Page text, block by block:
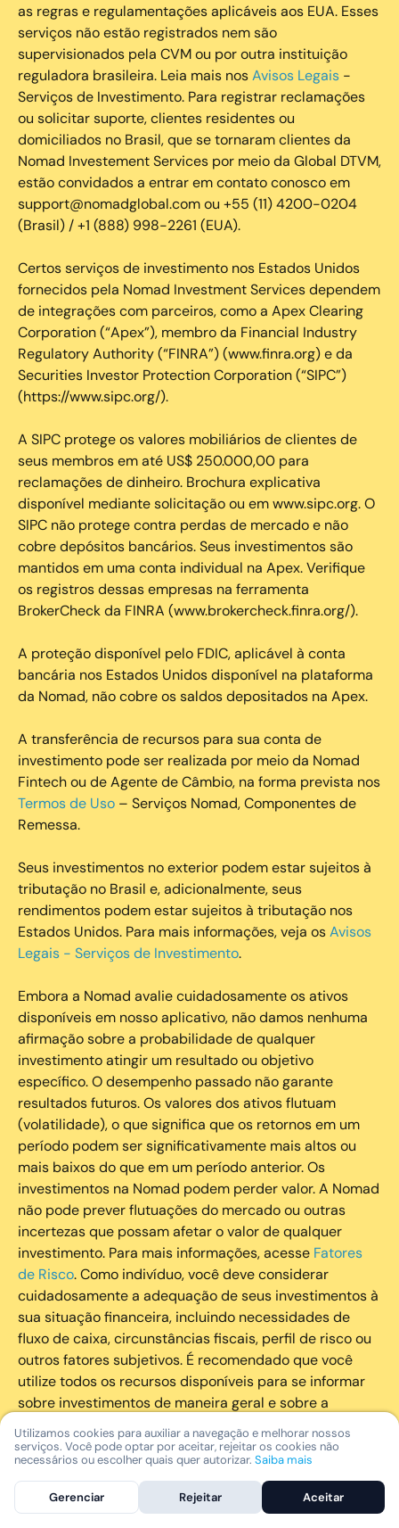
as regras e regulamentações aplicáveis aos EUA. Esses
serviços não estão registrados nem são
supervisionados pela CVM ou por outra instituição
reguladora brasileira. Leia mais nosAvisos Legais -
Serviços de Investimento. Para registrar reclamações
ou solicitar suporte, clientes residentes ou
domiciliados no Brasil, que se tornaram clientes da
Nomad Investement Services por meio da Global DTVM,
estão convidados a entrar em contato conosco em
support@nomadglobal.com ou +55 (11) 4200-0204
(Brasil) / +1 (888) 998-2261 (EUA).
Certos serviços de investimento nos Estados Unidos
fornecidos pela Nomad Investment Services dependem
de integrações com parceiros, como a Apex Clearing
Corporation (“Apex”), membro da Financial Industry
Regulatory Authority (“FINRA”) (www.finra.org) e da
Securities Investor Protection Corporation (“SIPC”)
(https://www.sipc.org/).
A SIPC protege os valores mobiliários de clientes de
seus membros em até US$ 250.000,00 para
reclamações de dinheiro. Brochura explicativa
disponível mediante solicitação ou em www.sipc.org. O
SIPC não protege contra perdas de mercado e não
cobre depósitos bancários. Seus investimentos são
mantidos em uma conta individual na Apex. Verifique
os registros dessas empresas na ferramenta
BrokerCheck da FINRA (www.brokercheck.finra.org/).
A proteção disponível pelo FDIC, aplicável à conta
bancária nos Estados Unidos disponível na plataforma
da Nomad, não cobre os saldos depositados na Apex.
A transferência de recursos para sua conta de
investimento pode ser realizada por meio da Nomad
Fintech ou de Agente de Câmbio, na forma prevista nos
Termos de Uso – Serviços Nomad, Componentes de
Remessa.
Seus investimentos no exterior podem estar sujeitos à
tributação no Brasil e, adicionalmente, seus
rendimentos podem estar sujeitos à tributação nos
Estados Unidos. Para mais informações, veja osAvisos
Legais - Serviços de Investimento.
Embora a Nomad avalie cuidadosamente os ativos
disponíveis em nosso aplicativo, não damos nenhuma
afirmação sobre a probabilidade de qualquer
investimento atingir um resultado ou objetivo
específico. O desempenho passado não garante
resultados futuros. Os valores dos ativos flutuam
(volatilidade), o que significa que os retornos em um
período podem ser significativamente mais altos ou
mais baixos do que em um período anterior. Os
investimentos na Nomad podem perder valor. A Nomad
não pode prever flutuações do mercado ou outras
incertezas que possam afetar o valor de qualquer
investimento. Para mais informações, acesse Fatores
de Risco. Como indivíduo, você deve considerar
cuidadosamente a adequação de seus investimentos à
sua situação financeira, incluindo necessidades de
fluxo de caixa, circunstâncias fiscais, perfil de risco ou
outros fatores subjetivos. É recomendado que você
utilize todos os recursos disponíveis para se informar
sobre investimentos de maneira geral e sobre a
composição geral de seu portfólio. Questões fiscais ou
legais relativas aos investimentos realizados através da
Nomad devem ser obtidas pelos próprios clientes. A
Nomad e suas afiliadas não fornecem nenhum tipo de
aconselhamento legal ou fiscal.
Utilizamos cookies para auxiliar a navegação e melhorar nossos
serviços. Você pode optar por aceitar, rejeitar os cookies não
necessários ou escolher quais quer autorizar. Saiba mais
Gerenciar Rejeitar Aceitar